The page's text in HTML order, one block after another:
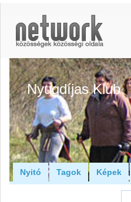
Nyugdíjas Klub
Nyitó Tagok Képek